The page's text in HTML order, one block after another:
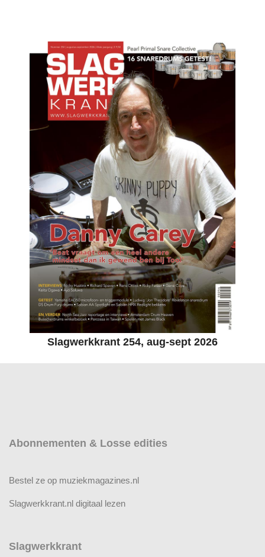
Slagwerkkrant 254, aug-sept 2026
Abonnementen & Losse edities
Bestel ze op muziekmagazines.nl
Slagwerkkrant.nl digitaal lezen
Slagwerkkrant